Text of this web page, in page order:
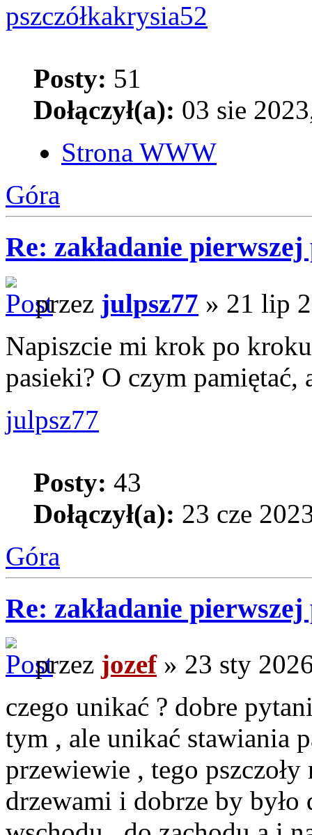
pszczółkakrysia52
Posty: 51
Dołączył(a): 03 sie
Strona WWW
Góra
Re: zakładanie
przez julpsz77 » 21 lip
Napiszcie mi krok po
pasieki? O czym pamiętać,
julpsz77
Posty: 43
Dołączył(a): 23 cze
Góra
Re: zakładanie
przez jozef» 23 sty
czego unikać ? dobre
tym , ale unikać stawiania
przewiewie , tego
drzewami i dobrze by było